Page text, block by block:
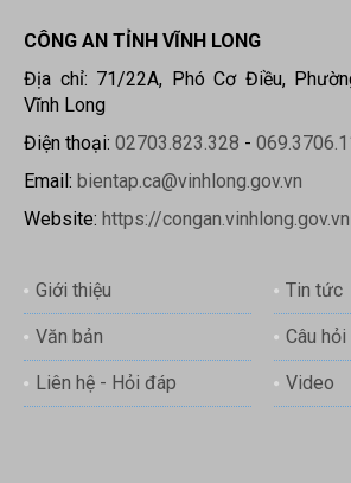
CÔNG AN TỈNH VĨNH LONG
Địa chỉ: 71/22A, Phó Cơ Điều,
Vĩnh Long
Điện thoại: 02703.823.328 -
Email: bientap.ca@vinhlong.gov.vn
Website: https://congan.vinhlong.gov.vn
Giới thiệu Tin tức
Văn bản Câu
Liên hệ - Hỏi đáp Video